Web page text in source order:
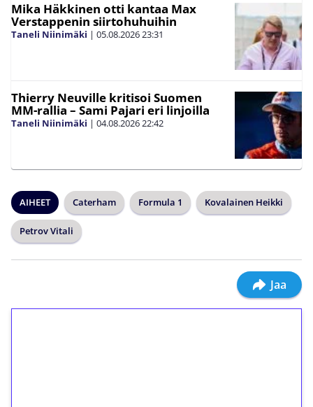
Mika Häkkinen otti kantaa Max
Verstappenin siirtohuhuihin
Taneli Niinimäki | 05.08.202623:31
Thierry Neuville kritisoi Suomen
MM-rallia – Sami Pajari eri linjoilla
Taneli Niinimäki | 04.08.202622:42
AIHEET Caterham Formula 1 Kovalainen Heikki
Petrov Vitali
Jaa